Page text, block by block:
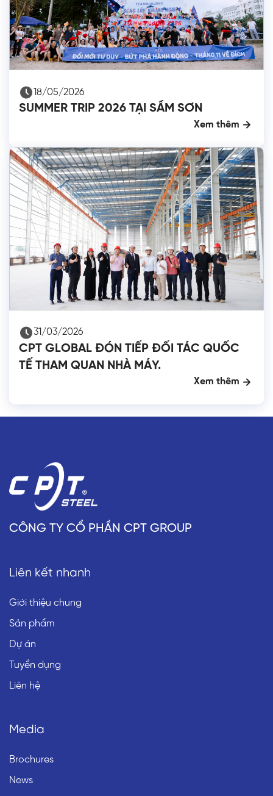
18/05/2026
SUMMER TRIP 2026 TẠI SẦM SƠN
Xem thêm
31/03/2026
CPT GLOBAL ĐÓN TIẾP ĐỐI TÁC QUỐC
TẾ THAM QUAN NHÀ MÁY.
Xem thêm
CÔNG TY CỔ PHẦN CPT GROUP
Liên kết nhanh
Giới thiệu chung
Sản phẩm
Dự án
Tuyển dụng
Liên hệ
Media
Brochures
News